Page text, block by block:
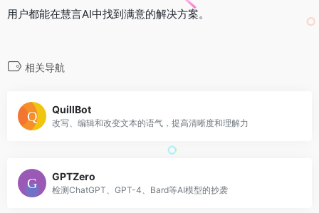
用户都能在慧言AI中找到满意的解决方案。
相关导航
QuillBot
改写、编辑和改变文本的语气，提高清晰度和理解力
GPTZero
检测ChatGPT、GPT-4、Bard等AI模型的抄袭